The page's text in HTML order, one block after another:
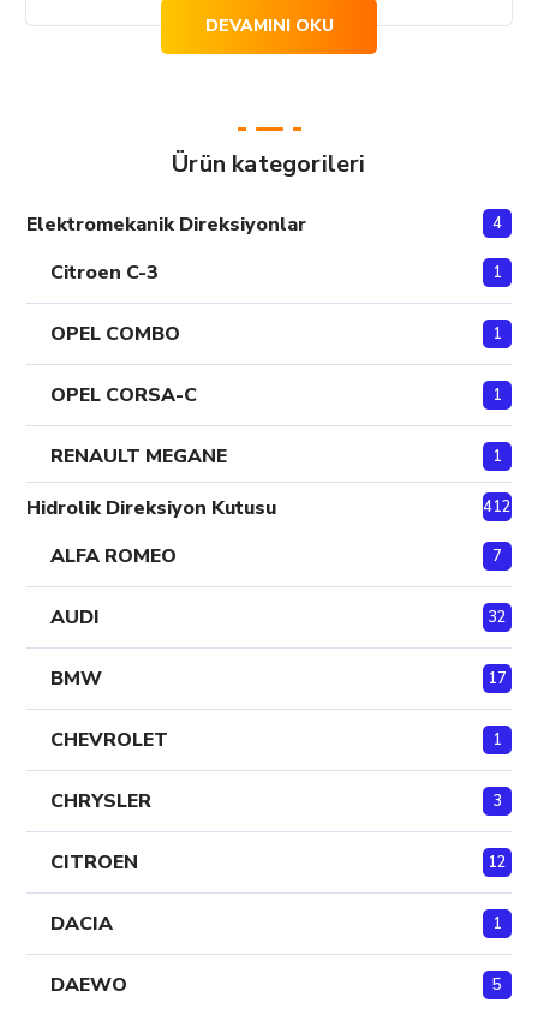
DEVAMINI OKU
Ürün kategorileri
Elektromekanik Direksiyonlar 4
Citroen C-3 1
OPEL COMBO 1
OPEL CORSA-C 1
RENAULT MEGANE 1
Hidrolik Direksiyon Kutusu 412
ALFA ROMEO 7
AUDI 32
BMW 17
CHEVROLET 1
CHRYSLER 3
CITROEN 12
DACIA 1
DAEWO 5